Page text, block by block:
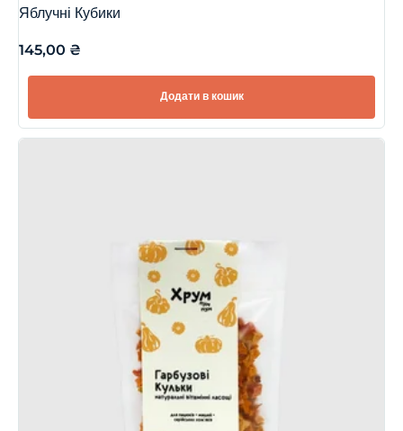
Яблучні Кубики
145,00 ₴
Додати в кошик